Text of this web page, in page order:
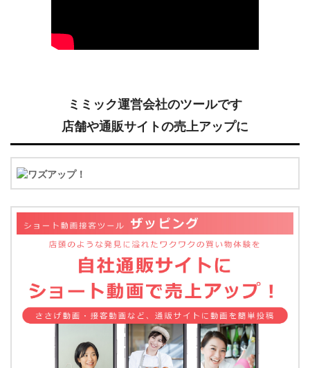
ミミック運営会社のツールです
店舗や通販サイトの売上アップに